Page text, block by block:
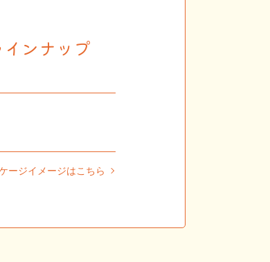
ンナップ
ージイメージはこちら